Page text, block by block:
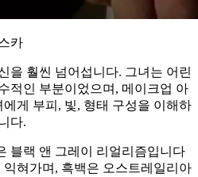
카
을 훨씬 넘어섭니다. 그녀는 어린
적인 부분이었으며, 메이크업 아
게 부피, 빛, 형태 구성을 이해하
다.
블랙 앤 그레이 리얼리즘입니다
혀가며, 흑백은 오스트레일리아